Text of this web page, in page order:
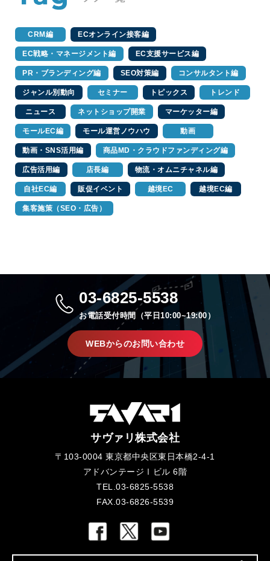
CRM編 ECオンライン接客編
EC戦略・マネージメント編 EC支援サービス編
PR・ブランディング編 SEO対策編 コンサルタント編
ジャンル別動向 セミナー トピックス トレンド
ニュース ネットショップ開業 マーケッター編
モールEC編 モール運営ノウハウ 動画
動画・SNS活用編 商品MD・クラウドファンディング編
広告活用編 店長編 物流・オムニチャネル編
自社EC編 販促イベント 越境EC 越境EC編
集客施策（SEO・広告）
03-6825-5538
お電話受付時間（平日10:00~19:00）
WEBからのお問い合わせ
サヴァリ株式会社
〒103-0004 東京都中央区東日本橋2-4-1
アドバンテージⅠビル 6階
TEL.03-6825-5538
FAX.03-6826-5539